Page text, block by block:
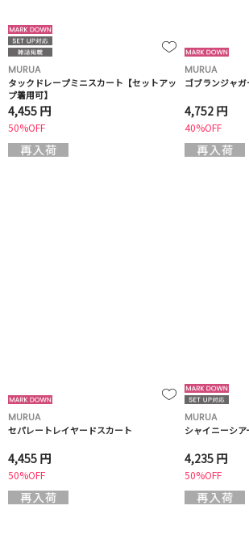
MURUA
タックドレープミニスカート【セットアッ
プ着用可】
4,455 円
50%OFF
MURUA
ゴブランジャ
4,752 円
40%OFF
MURUA
セパレートレイヤードスカート
4,455 円
50%OFF
MURUA
シャイニーシア
4,235 円
50%OFF